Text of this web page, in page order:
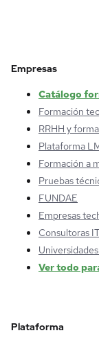
Empresas
Catálogo
Formación
RRHH y
Plataforma
Formación a
Pruebas
FUNDAE
Empresas
Consultoras
Ver todo
Plataforma